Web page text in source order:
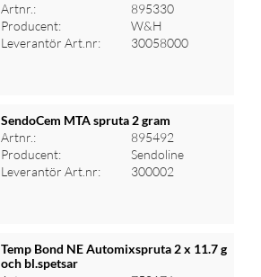
Logga in för priser
Artnr.:
895330
Producent:
W&H
Leverantör Art.nr:
30058000
Logga in för priser
SendoCem MTA spruta 2 gram
Artnr.:
895492
Producent:
Sendoline
Leverantör Art.nr:
300002
Temp Bond NE Automixspruta 2 x 11.7 g
och bl.spetsar